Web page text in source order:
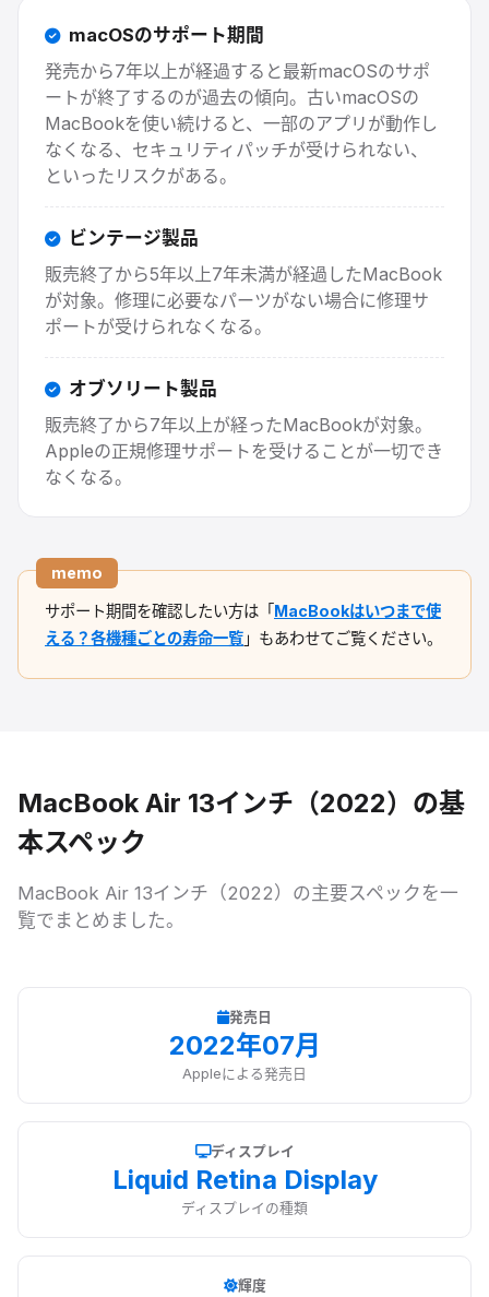
macOSのサポート期間
発売から7年以上が経過すると最新macOSのサポ
ートが終了するのが過去の傾向。古いmacOSの
MacBookを使い続けると、一部のアプリが動作し
なくなる、セキュリティパッチが受けられない、
といったリスクがある。
ビンテージ製品
販売終了から5年以上7年未満が経過したMacBook
が対象。修理に必要なパーツがない場合に修理サ
ポートが受けられなくなる。
オブソリート製品
販売終了から7年以上が経ったMacBookが対象。
Appleの正規修理サポートを受けることが一切でき
なくなる。
memo
サポート期間を確認したい方は「 MacBookはいつまで使
える？各機種ごとの寿命一覧 」もあわせてご覧ください。
MacBook Air 13インチ（2022） の基
本スペック
MacBook Air 13インチ（2022） の主要スペックを一
覧でまとめました。
発売日
2022年07月
Appleによる発売日
ディスプレイ
Liquid Retina Display
ディスプレイの種類
輝度